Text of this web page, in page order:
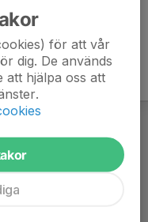
för att vår
dig. De används
att hjälpa oss att